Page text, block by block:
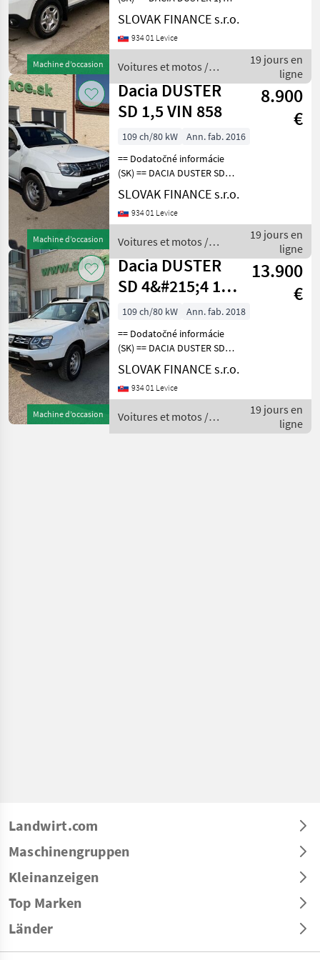
Dacia
Skoda
Mercedes
Ford
Fiat
Nissan
Afficher
tous
les 18
MARKETPLACE
Marketplace
Offres des
distributeurs
Petites
annonces
Machine d’occasion
SCe 4x4 r.v. 08/2019, 171016
km, EURO 6, 1598 cm3, 84
kW, manuálna prevodovka
miest
SLOVAK FINANCE s.r.o.
934 01 Levice
Voitures et motos /
Dacia
19 jours en
ligne
Machine d’occasion
Dacia DUSTER
SD 1,5 VIN 858
8.900
€
109 ch/80 kW
Ann. fab. 2016
== Dodatočné informácie
(SK) == DACIA DUSTER SD
4x4 1, 5 diesel r.v. 09/2018,
85 652 km, EURO 6, 80 kW,
1461 cm3, manuál, zadné
klimatizácia, t
SLOVAK FINANCE s.r.o.
934 01 Levice
Voitures et motos /
Dacia
19 jours en
ligne
Machine d’occasion
Dacia DUSTER
SD 4&#215;4 1,5
VIN 272
13.900
€
109 ch/80 kW
Ann. fab. 2018
== Dodatočné informácie
(SK) == DACIA DUSTER SD
4x4 1, 5 diesel r.v. 03/2018,
43 357 km, EURO 6, 80 kW,
1461 cm3, manuál, zadné
klimatizácia, t
SLOVAK FINANCE s.r.o.
934 01 Levice
Voitures et motos /
Dacia
19 jours en
ligne
Landwirt.com
Maschinengruppen
Kleinanzeigen
Top Marken
Länder